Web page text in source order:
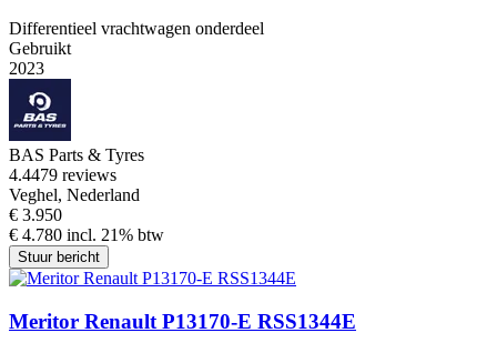
Differentieel vrachtwagen onderdeel
Gebruikt
2023
BAS Parts & Tyres
4.4479 reviews
Veghel, Nederland
€ 3.950
€ 4.780 incl. 21% btw
Stuur bericht
Meritor Renault P13170-E RSS1344E